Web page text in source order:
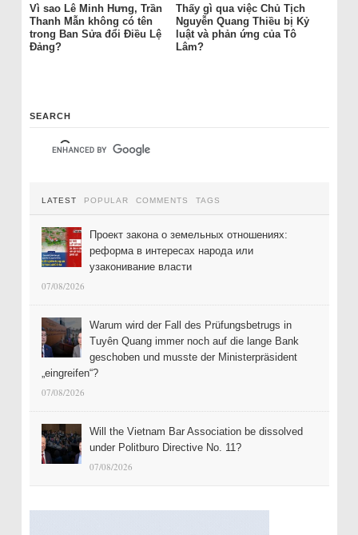
Vì sao Lê Minh Hưng, Trần
Thanh Mẫn không có tên
trong Ban Sửa đổi Điều Lệ
Đảng?
Thấy gì qua việc Chủ Tịch
Nguyễn Quang Thiều bị Kỷ
luật và phản ứng của Tô
Lâm?
SEARCH
LATEST POPULAR COMMENTS TAGS
Проект закона о земельных отношениях:
реформа в интересах народа или
узаконивание власти
07/08/2026
Warum wird der Fall des Prüfungsbetrugs in
Tuyên Quang immer noch auf die lange Bank
geschoben und musste der Ministerpräsident
„eingreifen“?
07/08/2026
Will the Vietnam Bar Association be dissolved
under Politburo Directive No. 11?
07/08/2026